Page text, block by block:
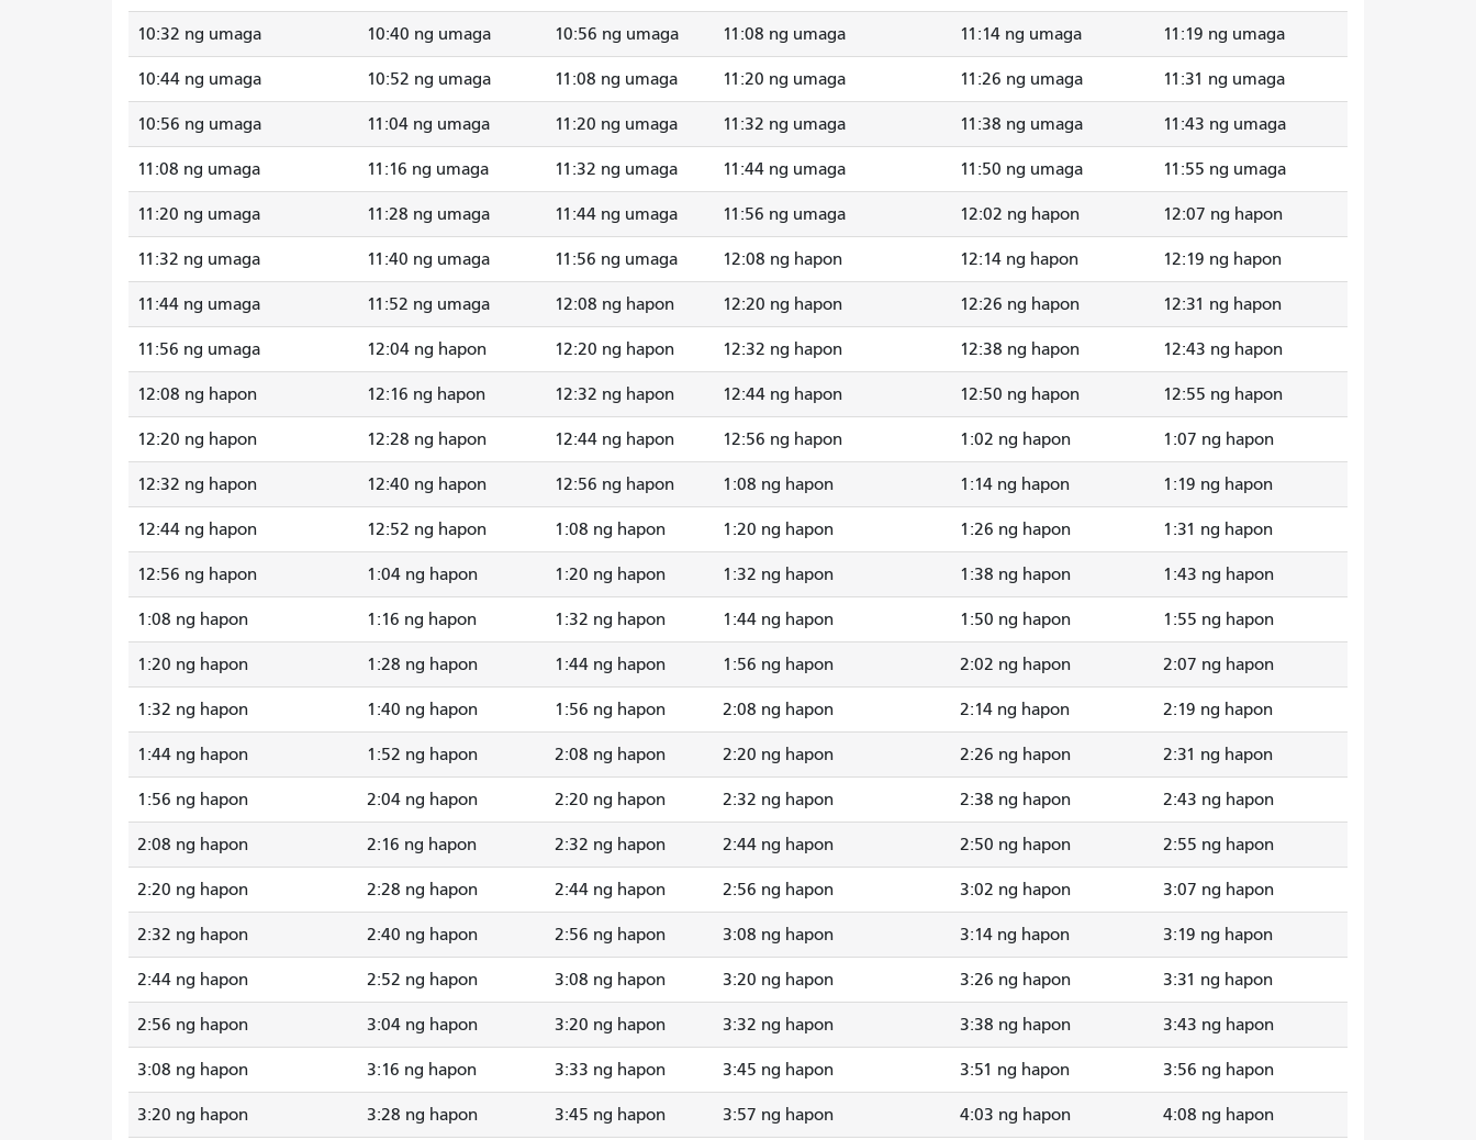
10:32 ng umaga 10:40 ng umaga 10:56 ng umaga 11:08 ng umaga 11:14 ng umaga 11:19 ng umaga
10:44 ng umaga 10:52 ng umaga 11:08 ng umaga 11:20 ng umaga 11:26 ng umaga 11:31 ng umaga
10:56 ng umaga 11:04 ng umaga 11:20 ng umaga 11:32 ng umaga 11:38 ng umaga 11:43 ng umaga
11:08 ng umaga 11:16 ng umaga 11:32 ng umaga 11:44 ng umaga 11:50 ng umaga 11:55 ng umaga
11:20 ng umaga 11:28 ng umaga 11:44 ng umaga 11:56 ng umaga 12:02 ng hapon 12:07 ng hapon
11:32 ng umaga 11:40 ng umaga 11:56 ng umaga 12:08 ng hapon 12:14 ng hapon 12:19 ng hapon
11:44 ng umaga 11:52 ng umaga 12:08 ng hapon 12:20 ng hapon 12:26 ng hapon 12:31 ng hapon
11:56 ng umaga 12:04 ng hapon 12:20 ng hapon 12:32 ng hapon 12:38 ng hapon 12:43 ng hapon
12:08 ng hapon 12:16 ng hapon 12:32 ng hapon 12:44 ng hapon 12:50 ng hapon 12:55 ng hapon
12:20 ng hapon 12:28 ng hapon 12:44 ng hapon 12:56 ng hapon 1:02 ng hapon 1:07 ng hapon
12:32 ng hapon 12:40 ng hapon 12:56 ng hapon 1:08 ng hapon 1:14 ng hapon 1:19 ng hapon
12:44 ng hapon 12:52 ng hapon 1:08 ng hapon 1:20 ng hapon 1:26 ng hapon 1:31 ng hapon
12:56 ng hapon 1:04 ng hapon 1:20 ng hapon 1:32 ng hapon 1:38 ng hapon 1:43 ng hapon
1:08 ng hapon 1:16 ng hapon 1:32 ng hapon 1:44 ng hapon 1:50 ng hapon 1:55 ng hapon
1:20 ng hapon 1:28 ng hapon 1:44 ng hapon 1:56 ng hapon 2:02 ng hapon 2:07 ng hapon
1:32 ng hapon 1:40 ng hapon 1:56 ng hapon 2:08 ng hapon 2:14 ng hapon 2:19 ng hapon
1:44 ng hapon 1:52 ng hapon 2:08 ng hapon 2:20 ng hapon 2:26 ng hapon 2:31 ng hapon
1:56 ng hapon 2:04 ng hapon 2:20 ng hapon 2:32 ng hapon 2:38 ng hapon 2:43 ng hapon
2:08 ng hapon 2:16 ng hapon 2:32 ng hapon 2:44 ng hapon 2:50 ng hapon 2:55 ng hapon
2:20 ng hapon 2:28 ng hapon 2:44 ng hapon 2:56 ng hapon 3:02 ng hapon 3:07 ng hapon
2:32 ng hapon 2:40 ng hapon 2:56 ng hapon 3:08 ng hapon 3:14 ng hapon 3:19 ng hapon
2:44 ng hapon 2:52 ng hapon 3:08 ng hapon 3:20 ng hapon 3:26 ng hapon 3:31 ng hapon
2:56 ng hapon 3:04 ng hapon 3:20 ng hapon 3:32 ng hapon 3:38 ng hapon 3:43 ng hapon
3:08 ng hapon 3:16 ng hapon 3:33 ng hapon 3:45 ng hapon 3:51 ng hapon 3:56 ng hapon
3:20 ng hapon 3:28 ng hapon 3:45 ng hapon 3:57 ng hapon 4:03 ng hapon 4:08 ng hapon